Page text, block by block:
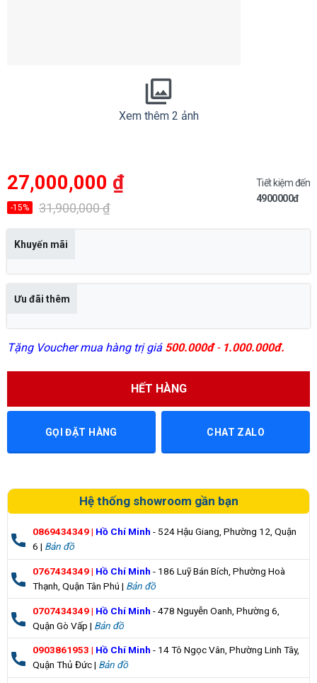
Xem thêm 2 ảnh
31,900,000₫
Giá
gốc
31,900,000 ₫.
27,000,000 ₫
Giá
hiện
là:
27,000,000 ₫.
Tiết kiệm đến
4900000đ
-15%
Khuyến mãi
Ưu đãi thêm
Tặng Voucher mua hàng trị giá 500.000đ-1.000.000đ.
HẾT HÀNG
GỌI ĐẶT HÀNG CHAT ZALO
Hệ thống showroom gần bạn
0869434349| Hồ Chí Minh - 524 Hậu Giang, Phường 12, Quận
6 | Bản đồ
0767434349| Hồ Chí Minh - 186 Luỹ Bán Bích, Phường Hoà
Thạnh, Quận Tân Phú | Bản đồ
0707434349| Hồ Chí Minh - 478 Nguyễn Oanh, Phường 6,
Quận Gò Vấp | Bản đồ
0903861953 | Hồ Chí Minh - 14 Tô Ngọc Vân, Phường Linh Tây,
Quận Thủ Đức | Bản đồ